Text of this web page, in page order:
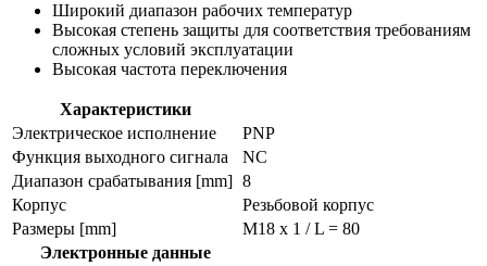
Широкий диапазон рабочих температур
Высокая степень защиты для соответствия требованиям
сложных условий эксплуатации
Высокая частота переключения
Характеристики
Электрическое исполнение
PNP
Функция выходного сигнала
NC
Диапазон срабатывания [mm] 8
Корпус
Резьбовой корпус
Размеры [mm]
M18 x 1 / L = 80
Электронные данные